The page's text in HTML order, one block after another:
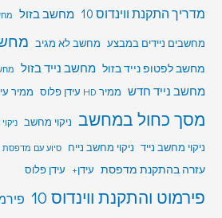
מדריך התקנת ווינדוס 10 מחשב בזול
מחשבים ניידים במבצע מחשב לא מגיב
מחשב לפטופ נייד בזול מחשב נייד בזול
מחשב נייד חדש ממיר HD עידן פלוס ממיר
מסך כחול במחשב ניקוי מחשב
ניקוי מחשב נייד ניקוי מחשב נייח סיוע עם מדפסת
עזרה בהתקנת מדפסת עידן+ עידן פלוס
פירמוט והתקנת ווינדוס 10